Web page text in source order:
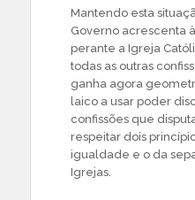
Mantendo esta
Governo acrescenta
perante a Igreja
todas as outras
ganha agora
laico a usar poder
confissões que
respeitar dois
igualdade e o da
Igrejas.